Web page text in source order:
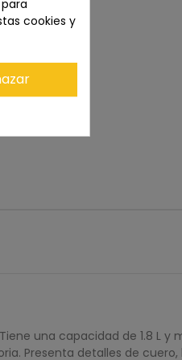
una capacidad de 1.8 L y
Presenta detalles de cuero,
cookies y